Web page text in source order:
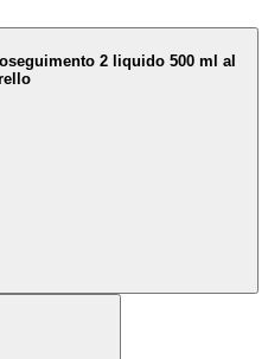
2 liquido 500 ml al